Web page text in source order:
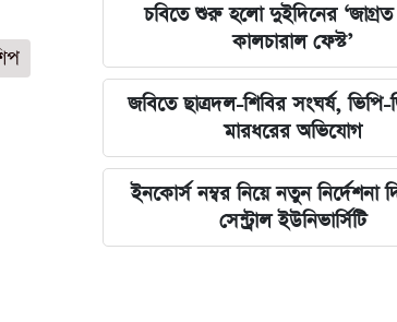
চবিতে শুরু হলো দুইদিনের
কালচারাল ফেস্ট’
জবিতে ছাত্রদল-শিবির সংঘর্ষ,
মারধরের অভিযোগ
ইনকোর্স নম্বর নিয়ে নতুন নির্দেশনা
সেন্ট্রাল ইউনিভার্সিটি